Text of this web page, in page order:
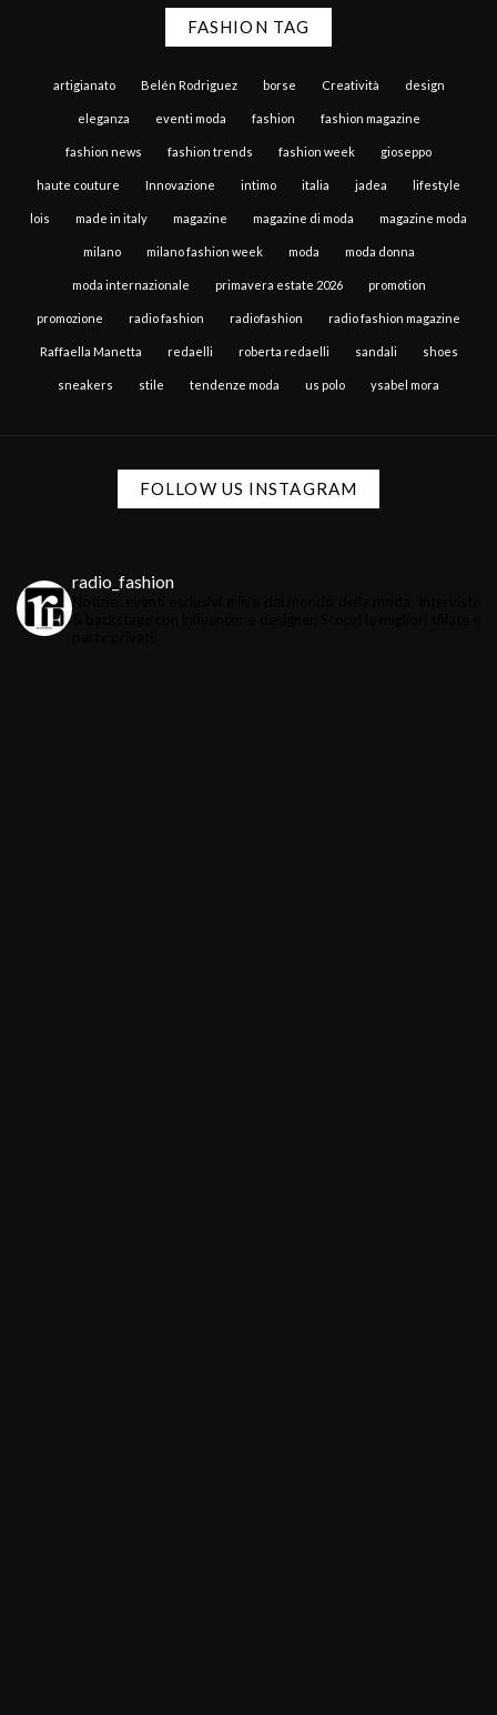
FASHION TAG
artigianato Belén Rodriguez borse Creatività design
eleganza eventi moda fashion fashion magazine
fashion news fashion trends fashion week gioseppo
haute couture Innovazione intimo italia jadea lifestyle
lois made in italy magazine magazine di moda magazine moda
milano milano fashion week moda moda donna
moda internazionale primavera estate 2026 promotion
promozione radio fashion radiofashion radio fashion magazine
Raffaella Manetta redaelli roberta redaelli sandali shoes
sneakers stile tendenze moda us polo ysabel mora
FOLLOW US INSTAGRAM
radio_fashion